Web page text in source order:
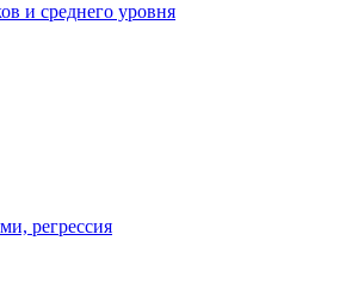
и среднего уровня
регрессия